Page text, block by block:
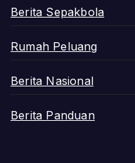
Berita Sepakbola
Rumah Peluang
Berita Nasional
Berita Panduan